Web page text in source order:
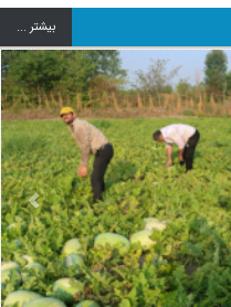
بيشتر ...